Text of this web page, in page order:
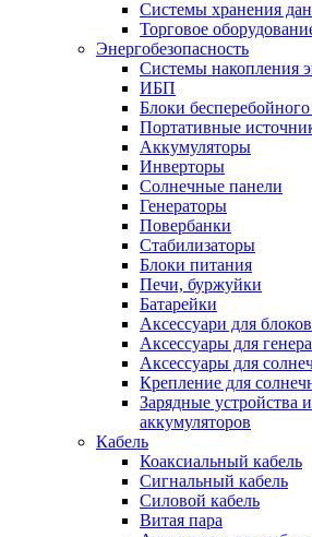
Системы хранения
Торговое
Энергобезопасность
Системы накопления
ИБП
Блоки
Портативные
Аккумуляторы
Инверторы
Солнечные панели
Генераторы
Повербанки
Стабилизаторы
Блоки питания
Печи, буржуйки
Батарейки
Аксессуари для
Аксессуары для
Аксессуары для
Крепление для
Зарядные устройства
аккумуляторов
Кабель
Коаксиальный кабель
Сигнальный кабель
Силовой кабель
Витая пара